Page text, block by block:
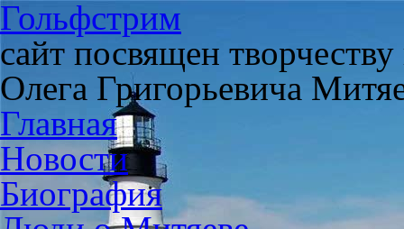
Гольфстрим
сайт посвящен
Олега Григорьевича
Главная
Новости
Биография